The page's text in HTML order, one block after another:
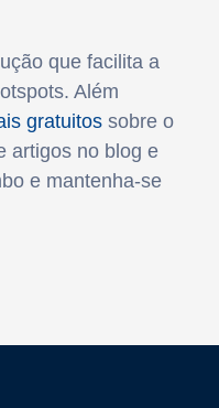
que facilita a
Além
gratuitos sobre o
artigos no blog e
e mantenha-se